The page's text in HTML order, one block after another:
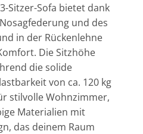
Sitzer-Sofa bietet dank
und des
in der Rückenlehne
Die Sitzhöhe
die solide
von ca. 120 kg
stilvolle Wohnzimmer,
Materialien mit
das deinem Raum